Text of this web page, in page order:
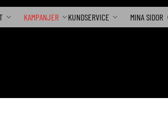
KAMPANJER KUNDSERVICE MINA SIDOR